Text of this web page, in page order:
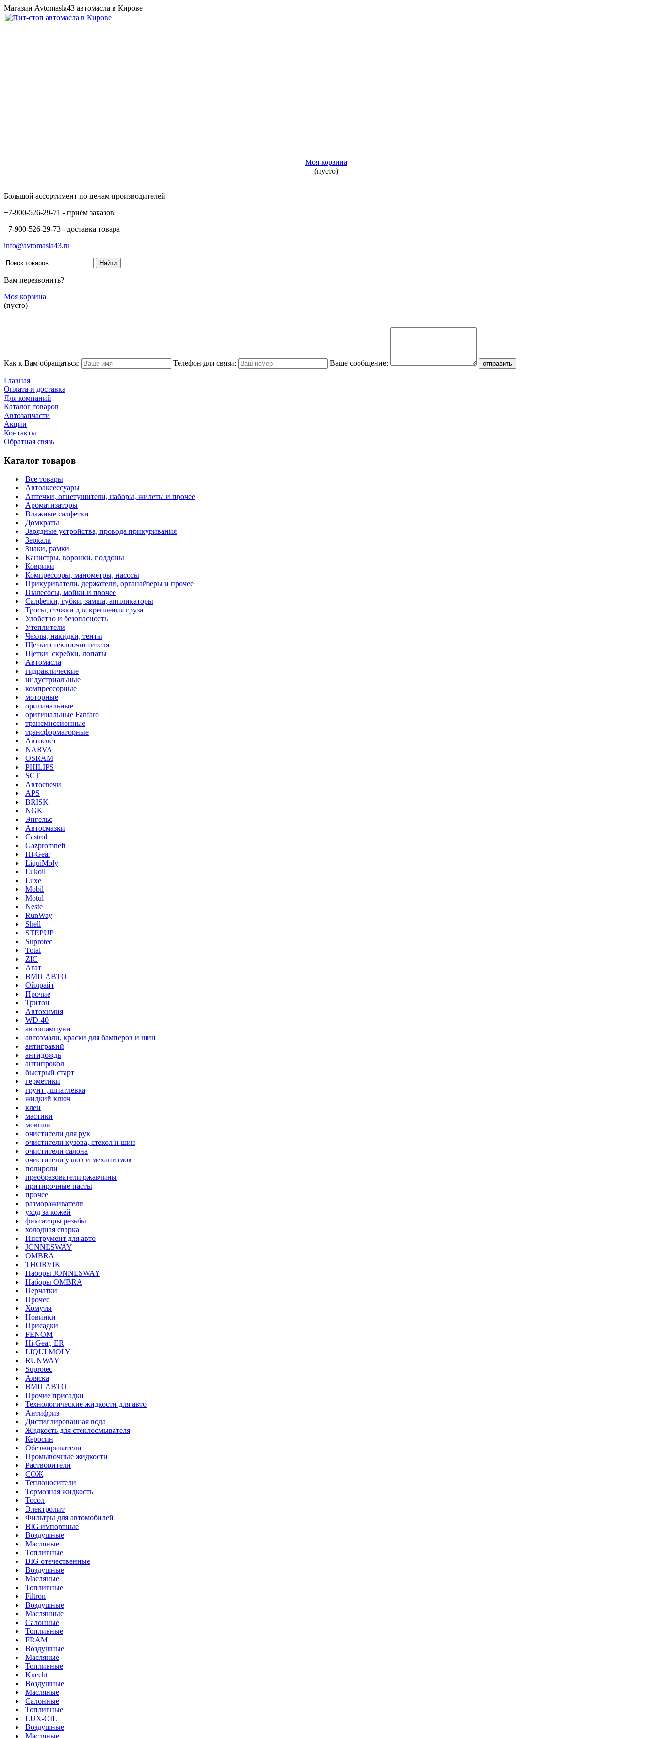
Магазин Avtomasla43 автомасла в Кирове
Моя корзина
(пусто)
Большой ассортимент по ценам производителей
+7-900-526-29-71 - приём заказов
+7-900-526-29-73 - доставка товара
info@avtomasla43.ru
Вам перезвонить?
Моя корзина
(пусто)
Как к Вам обращаться: Телефон для связи: Ваше сообщение:
Главная
Оплата и доставка
Для компаний
Каталог товаров
Автозапчасти
Акции
Контакты
Обратная связь
Каталог товаров
Все товары
Автоаксессуары
Аптечки, огнетушители, наборы, жилеты и прочее
Ароматизаторы
Влажные салфетки
Домкраты
Зарядные устройства, провода прикуривания
Зеркала
Знаки, рамки
Канистры, воронки, поддоны
Коврики
Компрессоры, манометры, насосы
Прикуриватели, держатели, органайзеры и прочее
Пылесосы, мойки и прочее
Салфетки, губки, замша, аппликаторы
Тросы, стяжки для крепления груза
Удобство и безопасность
Утеплители
Чехлы, накидки, тенты
Щетки стеклоочистителя
Щетки, скребки, лопаты
Автомасла
гидравлические
индустриальные
компрессорные
моторные
оригинальные
оригинальные Fanfaro
трансмиссионные
трансформаторные
Автосвет
NARVA
OSRAM
PHILIPS
SCT
Автосвечи
APS
BRISK
NGK
Энгельс
Автосмазки
Castrol
Gazpromneft
Hi-Gear
LiquiMoly
Lukoil
Luxe
Mobil
Motul
Neste
RunWay
Shell
STEPUP
Suprotec
Total
ZIC
Агат
ВМП АВТО
Ойлрайт
Прочие
Тритон
Автохимия
WD-40
автошампуни
автоэмали, краски для бамперов и шин
антигравий
антидождь
антипрокол
быстрый старт
герметики
грунт , шпатлевка
жидкий ключ
клеи
мастики
мовили
очистители для рук
очистители кузова, стекол и шин
очистители салона
очистители узлов и механизмов
полироли
преобразователи ржавчины
притирочные пасты
прочее
размораживатели
уход за кожей
фиксаторы резьбы
холодная сварка
Инструмент для авто
JONNESWAY
OMBRA
THORVIK
Наборы JONNESWAY
Наборы OMBRA
Перчатки
Прочее
Хомуты
Новинки
Присадки
FENOM
Hi-Gear, ER
LIQUI MOLY
RUNWAY
Suprotec
Аляска
ВМП АВТО
Прочие присадки
Технологические жидкости для авто
Антифриз
Дистиллированная вода
Жидкость для стеклоомывателя
Керосин
Обезжириватели
Промывочные жидкости
Растворители
СОЖ
Теплоносители
Тормозная жидкость
Тосол
Электролит
Фильтры для автомобилей
BIG импортные
Воздушные
Масляные
Топливные
BIG отечественные
Воздушные
Масляные
Топливные
Filtron
Воздушные
Маслянные
Салонные
Топливные
FRAM
Воздушные
Масляные
Топливные
Knecht
Воздушные
Масляные
Салонные
Топливные
LUX-OIL
Воздушные
Масляные